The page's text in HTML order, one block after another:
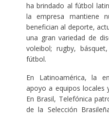
ha brindado al fútbol
la empresa mantiene
benefician al deporte,
una gran variedad de
voleibol; rugby,
fútbol.
En Latinoamérica, la
apoyo a equipos locales
En Brasil, Telefónica
de la Selección